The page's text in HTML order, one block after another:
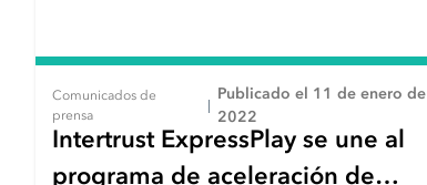
Comunicados de
prensa
Publicado el 11 de enero de
2022
Intertrust ExpressPlay se une al
programa de aceleración de